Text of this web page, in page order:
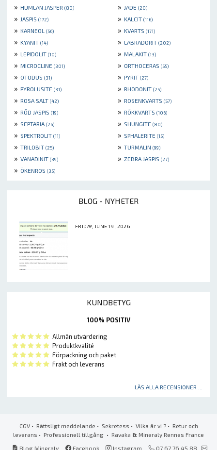
» HUMLAN JASPER (80) » JADE (20)
» JASPIS (172) » KALCIT (116)
» KARNEOL (56) » KVARTS (171)
» KYANIT (14) » LABRADORIT (202)
» LEPIDOLIT (10) » MALAKIT (13)
» MICROCLINE (301) » ORTHOCERAS (55)
» OTODUS (31) » PYRIT (27)
» PYROLUSITE (31) » RHODONIT (25)
» ROSA SALT (42) » ROSENKVARTS (57)
» RÖD JASPIS (19) » RÖKKVARTS (106)
» SEPTARIA (26) » SHUNGITE (80)
» SPEKTROLIT (11) » SPHALERITE (15)
» TRILOBIT (25) » TURMALIN (99)
» VANADINIT (39) » ZEBRA JASPIS (27)
» ÖKENROS (35)
BLOG - NYHETER
FRIDAY, JUNE 19, 2026
KUNDBETYG
100% POSITIV
Allmän utvärdering
Produktkvalité
Förpackning och paket
Frakt och leverans
LÄS ALLA RECENSIONER ...
CGV• Rättsligt meddelande • Sekretess • Vilka är vi ?• Retur och
leverans • Professionell tillgång • Ravaka & Mineraly Rennes France
Blog Mineraly
Facebook Instagram 07 67 76 45 88